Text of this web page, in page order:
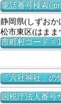
電話番号検索
静岡県(しずおか
松市東区(はまま
市町村コード =
「六社神社」の
国税庁法人番号